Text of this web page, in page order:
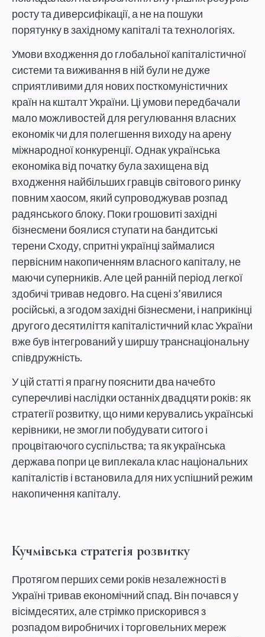
росту та диверсифікації, а не на пошуки
порятунку в західному капіталі та технологіях.
Умови входження до глобальної капіталістичної
системи та виживання в ній були не дуже
сприятливими для нових посткомуністичних
країн на кшталт України. Ці умови передбачали
мало можливостей для регулювання власних
економік чи для полегшення виходу на арену
міжнародної конкуренції. Однак українська
економіка від початку була захищена від
входження найбільших гравців світового ринку
повним хаосом, який супроводжував розпад
радянського блоку. Поки грошовиті західні
бізнесмени боялися ступати на бандитські
терени Сходу, спритні українці займалися
первісним накопиченням власного капіталу, не
маючи суперників. Але цей ранній період легкої
здобичі тривав недовго. На сцені з’явилися
російські, а згодом західні бізнесмени, і наприкінці
другого десятиліття капіталістичний клас України
вже був інтегрований у ширшу транснаціональну
співдружність.
У цій статті я прагну пояснити два начебто
суперечливі наслідки останніх двадцяти років: як
стратегії розвитку, що ними керувались українські
керівники, не змогли побудувати ситого і
процвітаючого суспільства; та як українська
держава попри це виплекала клас національних
капіталістів і встановила для них успішний режим
накопичення капіталу.
Кучмівська стратегія розвитку
Протягом перших семи років незалежності в
Україні тривав економічний спад. Він почався у
вісімдесятих, але стрімко прискорився з
розпадом виробничих і торговельних мереж